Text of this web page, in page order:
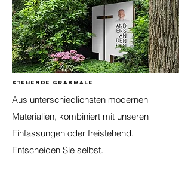
Stehende GrabmALE
Aus unterschiedlichsten modernen
Materialien, kombiniert mit unseren
Einfassungen oder freistehend.
Entscheiden Sie selbst.